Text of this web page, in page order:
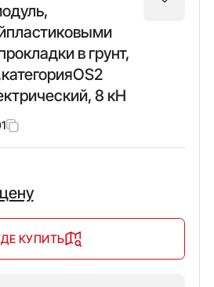
в грунт,
8 кН
КУПИТЬ